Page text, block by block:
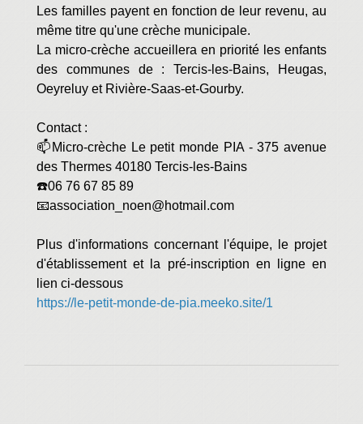
Les familles payent en fonction de leur revenu, au
même titre qu'une crèche municipale.
La micro-crèche accueillera en priorité les enfants
des communes de : Tercis-les-Bains, Heugas,
Oeyreluy et Rivière-Saas-et-Gourby.
Contact :
📫Micro-crèche Le petit monde PIA - 375 avenue
des Thermes 40180 Tercis-les-Bains
☎️06 76 67 85 89
📧association_noen@hotmail.com
Plus d'informations concernant l'équipe, le projet
d'établissement et la pré-inscription en ligne en
lien ci-dessous
https://le-petit-monde-de-pia.meeko.site/1